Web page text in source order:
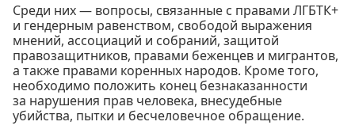
Среди них — вопросы, связанные с правами ЛГБТК+
и гендерным равенством, свободой выражения
мнений, ассоциаций и собраний, защитой
правозащитников, правами беженцев и мигрантов,
а также правами коренных народов. Кроме того,
необходимо положить конец безнаказанности
за нарушения прав человека, внесудебные
убийства, пытки и бесчеловечное обращение.